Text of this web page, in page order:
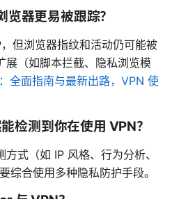
器更易被跟踪？
但浏览器指纹和活动仍可能被
展（如脚本拦截、隐私浏览模
全面指南与最新出路，VPN 使
检测到你在使用 VPN？
式（如 IP 风格、行为分析、
综合使用多种隐私防护手段。